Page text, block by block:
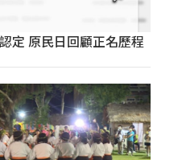
定 原民日回顧正名歷程